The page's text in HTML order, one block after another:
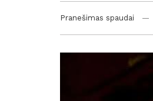
Pranešimas spaudai